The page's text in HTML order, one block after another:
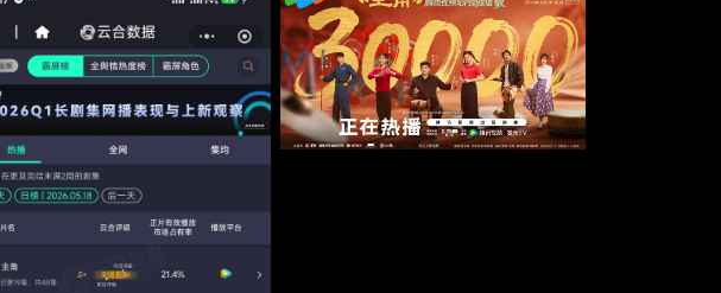
表作 這齣戲的主題就是國劇 秦腔是陝西秦國的國劇 像粵劇
京劇是北京國劇 崑曲是江蘇的國劇 川劇是四川的國劇 晉劇是